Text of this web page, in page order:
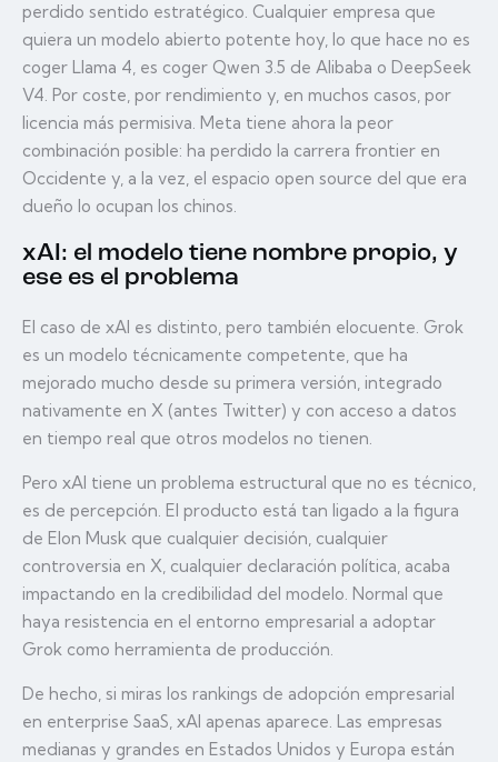
perdido sentido estratégico. Cualquier empresa que
quiera un modelo abierto potente hoy, lo que hace no es
coger Llama 4, es coger Qwen 3.5 de Alibaba o DeepSeek
V4. Por coste, por rendimiento y, en muchos casos, por
licencia más permisiva. Meta tiene ahora la peor
combinación posible: ha perdido la carrera frontier en
Occidente y, a la vez, el espacio open source del que era
dueño lo ocupan los chinos.
xAI: el modelo tiene nombre propio, y
ese es el problema
El caso de xAI es distinto, pero también elocuente. Grok
es un modelo técnicamente competente, que ha
mejorado mucho desde su primera versión, integrado
nativamente en X (antes Twitter) y con acceso a datos
en tiempo real que otros modelos no tienen.
Pero xAI tiene un problema estructural que no es técnico,
es de percepción. El producto está tan ligado a la figura
de Elon Musk que cualquier decisión, cualquier
controversia en X, cualquier declaración política, acaba
impactando en la credibilidad del modelo. Normal que
haya resistencia en el entorno empresarial a adoptar
Grok como herramienta de producción.
De hecho, si miras los rankings de adopción empresarial
en enterprise SaaS, xAI apenas aparece. Las empresas
medianas y grandes en Estados Unidos y Europa están